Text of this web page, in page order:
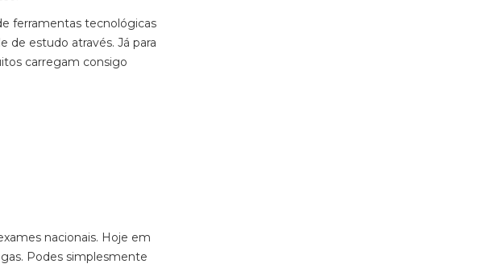
ferramentas tecnológicas
de estudo através. Já para
carregam consigo
nacionais. Hoje em
Podes simplesmente